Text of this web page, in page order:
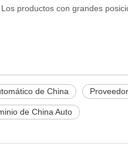
productos con grandes
de China
de China Auto